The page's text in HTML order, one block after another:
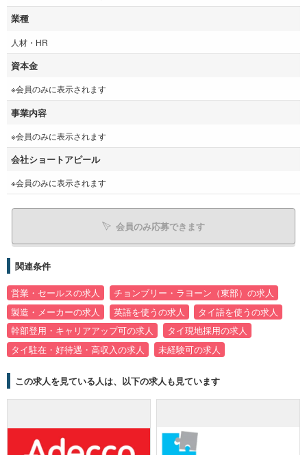
業種
人材・HR
資本金
※会員のみに表示されます
事業内容
※会員のみに表示されます
会社ショートアピール
※会員のみに表示されます
会員のみ応募できます
関連条件
営業・セールスの求人
チョンブリー・ラヨーン（東部）の求人
製造・メーカーの求人
英語を使うの求人
タイ語を使うの求人
幹部登用・キャリアアップ可の求人
タイ現地採用の求人
タイ駐在・好待遇・高収入の求人
未経験可の求人
この求人を見ている人は、以下の求人も見ています